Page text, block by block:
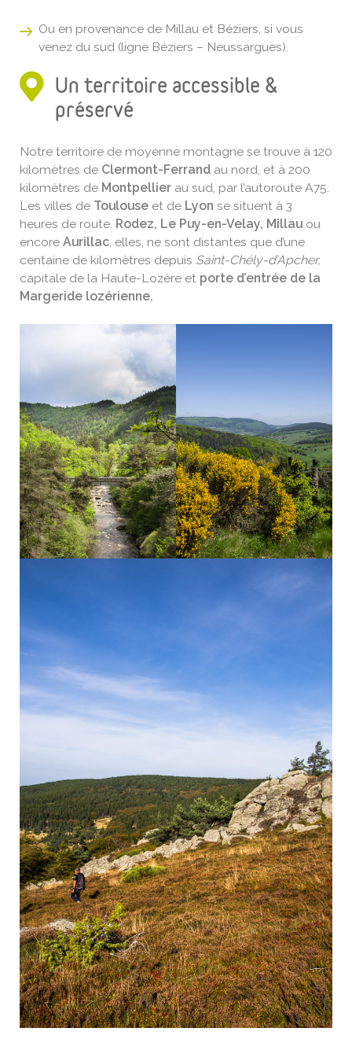
Ou en provenance de Millau et Béziers, si vous
venez du sud (ligne Béziers – Neussargues).
Un territoire accessible &
préservé
Notre territoire de moyenne montagne se trouve à 120
kilomètres de Clermont-Ferrand au nord, et à 200
kilomètres de Montpellier au sud, par l’autoroute A75.
Les villes de Toulouse et de Lyon se situent à 3
heures de route. Rodez, Le Puy-en-Velay, Millau ou
encore Aurillac, elles, ne sont distantes que d’une
centaine de kilomètres depuis Saint-Chély-d’Apcher,
capitale de la Haute-Lozère et porte d’entrée de la
Margeride lozérienne.